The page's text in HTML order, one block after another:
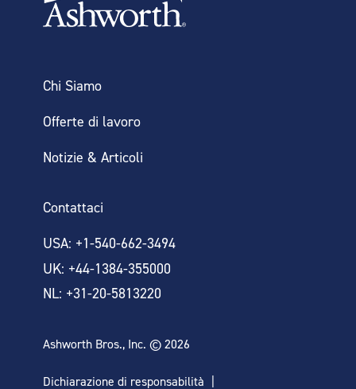
Chi Siamo
Offerte di lavoro
Notizie & Articoli
Contattaci
USA: +1-540-662-3494
UK: +44-1384-355000
NL: +31-20-5813220
Ashworth Bros., Inc. © 2026
Dichiarazione di responsabilità